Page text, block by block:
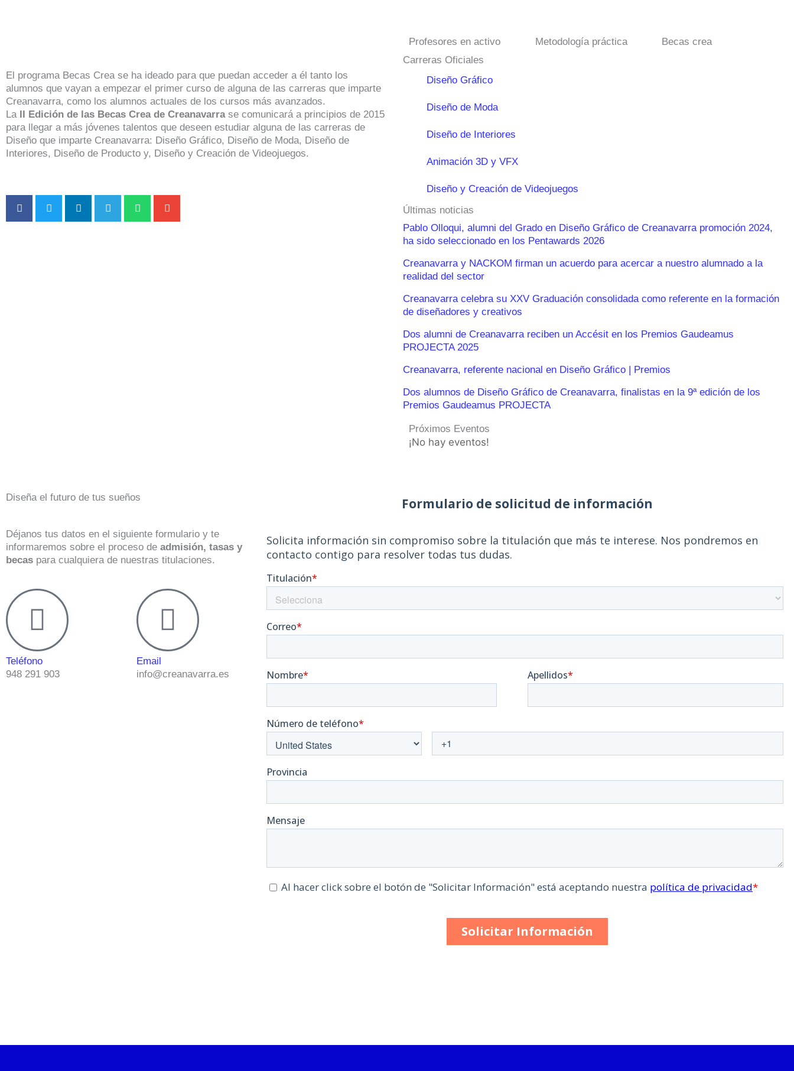
El programa Becas Crea se ha ideado para que puedan acceder a él tanto los
alumnos que vayan a empezar el primer curso de alguna de las carreras que imparte
Creanavarra, como los alumnos actuales de los cursos más avanzados.
La II Edición de las Becas Crea de Creanavarrase comunicará a principios de 2015
para llegar a más jóvenes talentos que deseen estudiar alguna de las carreras de
Diseño que imparte Creanavarra: Diseño Gráfico, Diseño de Moda, Diseño de
Interiores, Diseño de Producto y, Diseño y Creación de Videojuegos.
Profesores en activo Metodología práctica
Becas crea
Carreras Oficiales
Diseño Gráfico
Diseño de Moda
Diseño de Interiores
Animación 3D y VFX
Diseño y Creación de Videojuegos
Últimas noticias
Pablo Olloqui, alumni del Grado en Diseño Gráfico de Creanavarra promoción 2024,
ha sido seleccionado en los Pentawards 2026
Creanavarra y NACKOM firman un acuerdo para acercar a nuestro alumnado a la
realidad del sector
Creanavarra celebra su XXV Graduación consolidada como referente en la formación
de diseñadores y creativos
Dos alumni de Creanavarra reciben un Accésit en los Premios Gaudeamus
PROJECTA 2025
Creanavarra, referente nacional en Diseño Gráfico | Premios
Dos alumnos de Diseño Gráfico de Creanavarra, finalistas en la 9ª edición de los
Premios Gaudeamus PROJECTA
Próximos Eventos
¡No hay eventos!
Diseña el futuro de tus sueños
Déjanos tus datos en el siguiente formulario y te
informaremos sobre el proceso de admisión, tasas y
becas para cualquiera de nuestras titulaciones.
Teléfono
948 291 903
Email
info@creanavarra.es